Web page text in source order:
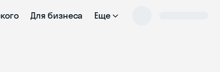
Для бизнеса Еще